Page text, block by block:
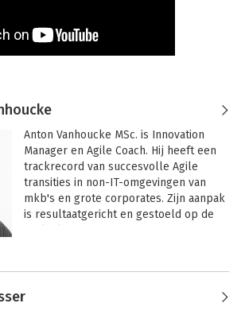
Anton Vanhoucke MSc. is Innovation
Manager en Agile Coach. Hij heeft een
trackrecord van succesvolle Agile
transities in non-IT-omgevingen van
mkb's en grote corporates. Zijn aanpak
is resultaatgericht en gestoeld op de